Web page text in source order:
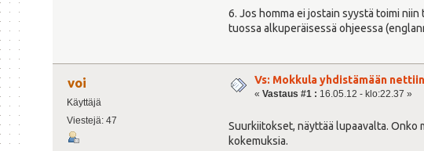
*)
echo "Mobile Broadband
esac
exit 0
6. Jos homma ei jostain syystä toimi
tuossa alkuperäisessä ohjeessa
voi
Käyttäjä
Viestejä: 47
Vs: Mokkula yhdistämään
«Vastaus #1 : 16.05.12 - klo:22.37 »
Suurkiitokset, näyttää lupaavalta.
kokemuksia.